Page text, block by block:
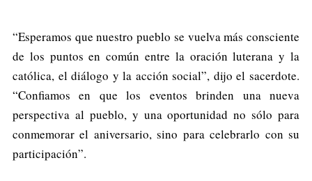
“Esperamos que nuestro pueblo se vuelva más consciente
de los puntos en común entre la oración luterana y la
católica, el diálogo y la acción social”, dijo el sacerdote.
“Confiamos en que los eventos brinden una nueva
perspectiva al pueblo, y una oportunidad no sólo para
conmemorar el aniversario, sino para celebrarlo con su
participación”.